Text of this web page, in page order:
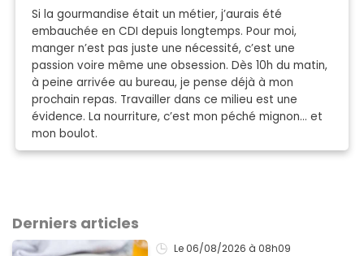
Si la gourmandise était un métier, j’aurais été
embauchée en CDI depuis longtemps. Pour moi,
manger n’est pas juste une nécessité, c’est une
passion voire même une obsession. Dès 10h du matin,
à peine arrivée au bureau, je pense déjà à mon
prochain repas. Travailler dans ce milieu est une
évidence. La nourriture, c’est mon péché mignon… et
mon boulot.
Derniers articles
Le 06/08/2026 à 08h09